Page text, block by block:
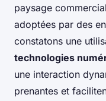
paysage
adoptées par des
constatons une
technologies
une interaction
prenantes et